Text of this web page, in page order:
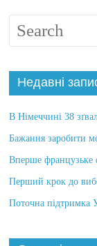
Недавні
В Німеччині 38
Бажання заробити
Вперше французьке
Перший крок до
Поточна підтримка